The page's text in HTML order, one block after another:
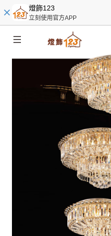
燈飾123
立刻使用官方APP